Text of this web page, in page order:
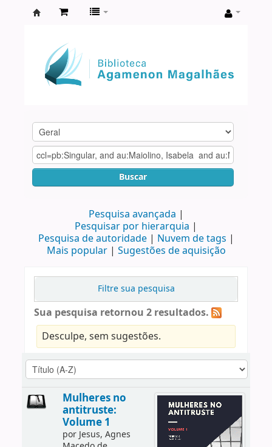
Agamenon
Magalhães
Buscar
Pesquisa avançada
Pesquisar por hierarquia
Pesquisa de autoridade
Nuvem de tags
Mais popular
Sugestões de aquisição
Filtre sua pesquisa
Sua pesquisa retornou 2 resultados.
Desculpe, sem sugestões.
Mulheres no
antitruste:
Volume 1
por Jesus, Agnes